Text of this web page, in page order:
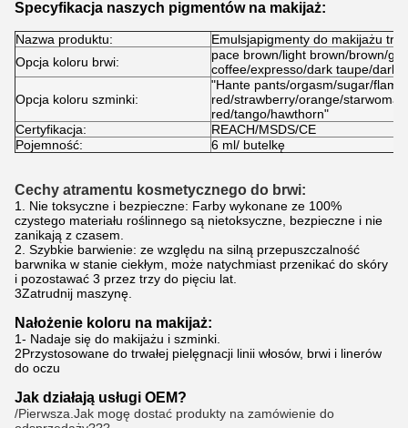
Specyfikacja naszych pigmentów na makijaż:
Nazwa produktu: Emulsjapigmenty do makijażu
Opcja koloru brwi:
pace brown/light brown/brown/
coffee/expresso/dark taupe/dark
Opcja koloru szminki:
"Hante pants/orgasm/sugar/
red/strawberry/orange/
red/tango/hawthorn"
Certyfikacja:
REACH/MSDS/CE
Pojemność:
6 ml/ butelkę
Cechy atramentu kosmetycznego do brwi:
1. Nie toksyczne i bezpieczne: Farby wykonane ze 100%
czystego materiału roślinnego są nietoksyczne, bezpieczne i nie
zanikają z czasem.
2. Szybkie barwienie: ze względu na silną przepuszczalność
barwnika w stanie ciekłym, może natychmiast przenikać do skóry
i pozostawać 3 przez trzy do pięciu lat.
3Zatrudnij maszynę.
Nałożenie koloru na makijaż:
1- Nadaje się do makijażu i szminki.
2Przystosowane do trwałej pielęgnacji linii włosów, brwi i linerów
do oczu
Jak działają usługi OEM?
/Pierwsza. Jak mogę dostać produkty na zamówienie do